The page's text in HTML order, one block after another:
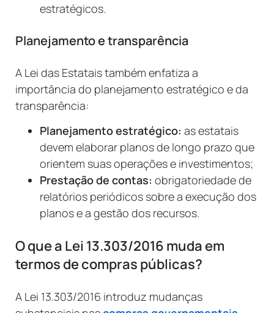
estratégicos.
Planejamento e transparência
A Lei das Estatais também enfatiza a
importância do planejamento estratégico e da
transparência:
Planejamento estratégico: as estatais
devem elaborar planos de longo prazo que
orientem suas operações e investimentos;
Prestação de contas: obrigatoriedade de
relatórios periódicos sobre a execução dos
planos e a gestão dos recursos.
O que a Lei 13.303/2016 muda em
termos de compras públicas?
A Lei 13.303/2016 introduz mudanças